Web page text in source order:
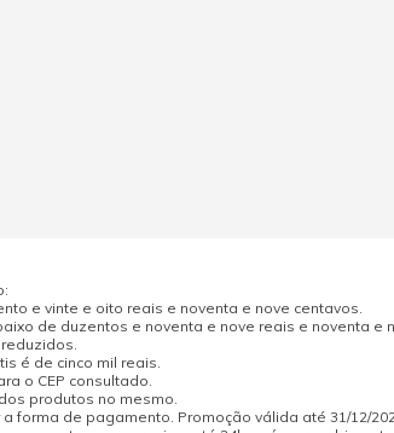
e vinte e oito reais e noventa e nove centavos.
de duzentos e noventa e nove reais e noventa e
é de cinco mil reais.
o CEP consultado.
produtos no mesmo.
forma de pagamento. Promoção válida até 31/12/